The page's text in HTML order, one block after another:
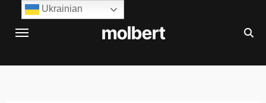
Перейти
molbert
Ukrainian